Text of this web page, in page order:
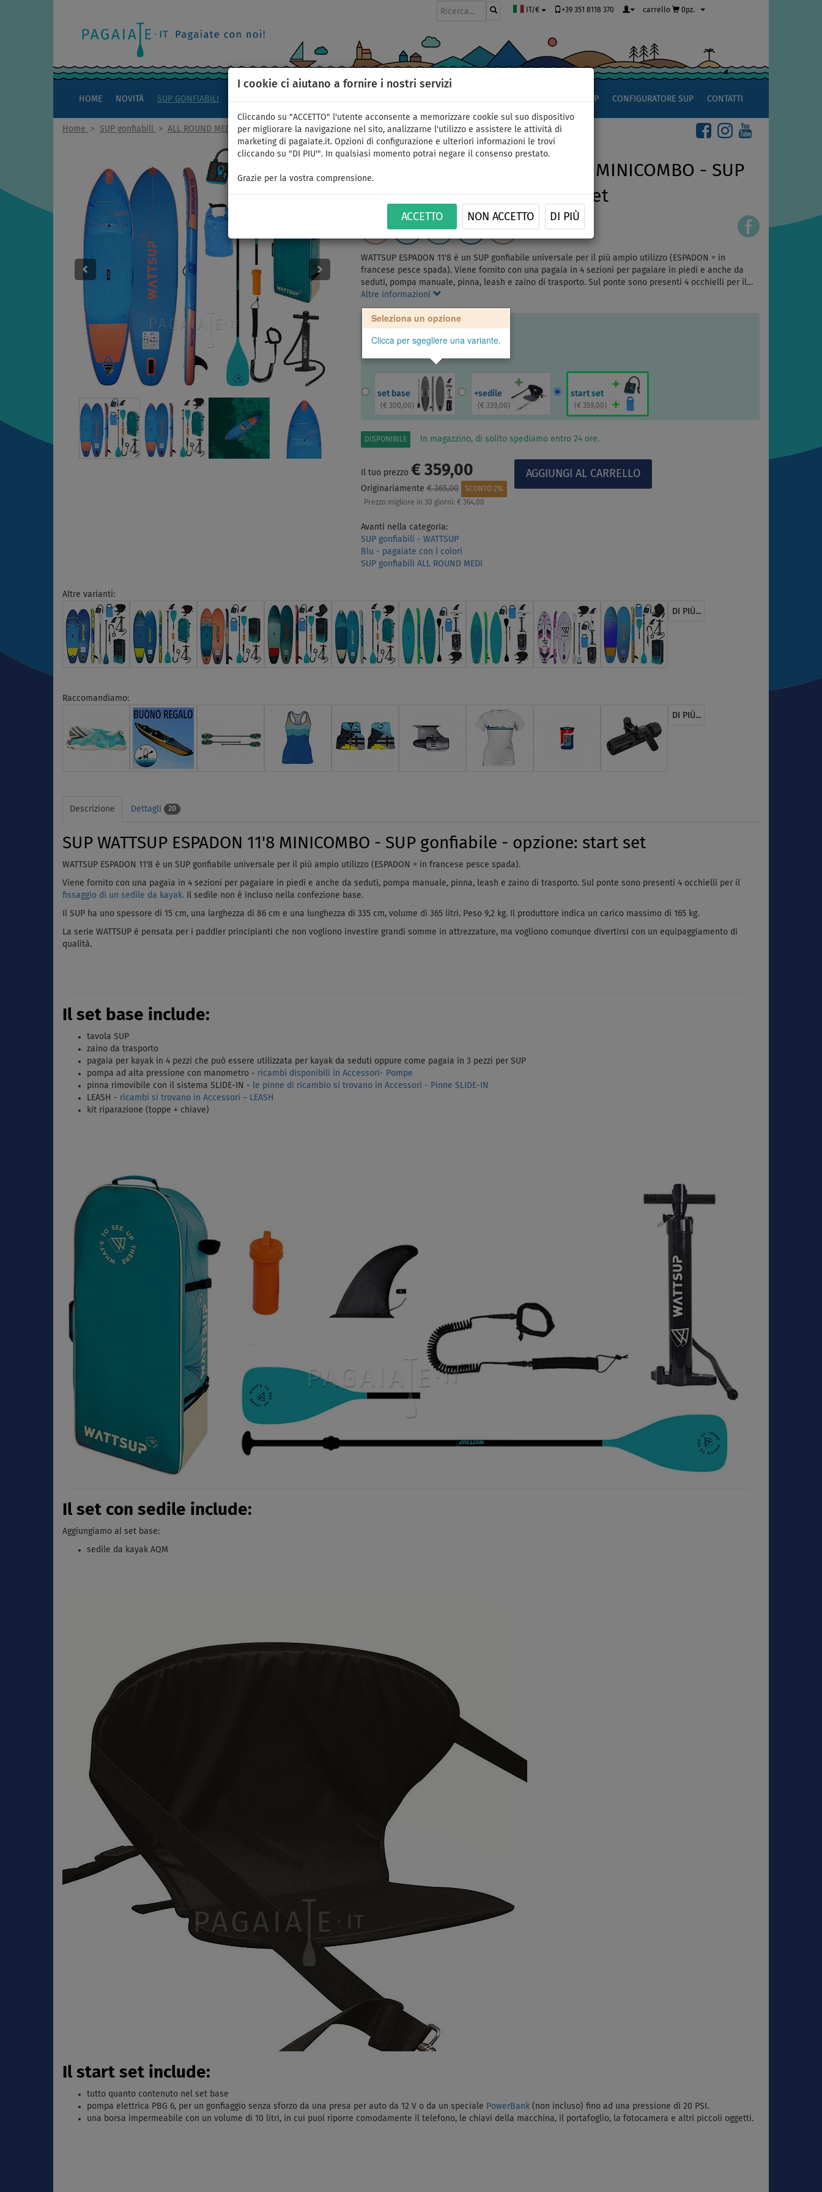
I cookie ci aiutano a fornire i nostri servizi
Cliccando su "ACCETTO" l'utente acconsente a memorizzare cookie sul suo dispositivo
per migliorare la navigazione nel sito, analizzarne l'utilizzo e assistere le attività di
marketing di pagaiate.it. Opzioni di configurazione e ulteriori informazioni le trovi
cliccando su "DI PIU'". In qualsiasi momento potrai negare il consenso prestato.
Grazie per la vostra comprensione.
ACCETTO NON ACCETTO DI PIÙ
IT/€ +39 351 8118 370 carrello 0pz.
HOME NOVITÀ SUP GONFIABILI APPROCCIO AL SUP CONFIGURATORE SUP CONTATTI
Home > SUP gonfiabili > ALL ROUND MEDI
SUP WATTSUP ESPADON 11'8 MINICOMBO - SUP
gonfiabile - opzione: start set
WATTSUP ESPADON 11'8 è un SUP gonfiabile universale per il più ampio utilizzo (ESPADON = in
francese pesce spada). Viene fornito con una pagaia in 4 sezioni per pagaiare in piedi e anche da
seduti, pompa manuale, pinna, leash e zaino di trasporto. Sul ponte sono presenti 4 occhielli per il…
Altre informazioni
Seleziona un opzione
Clicca per sgegliere una variante.
set base
(€ 300,00)
+sedile
(€ 339,00)
start set
(€ 359,00)
DISPONIBILE In magazzino, di solito spediamo entro 24 ore.
Il tuo prezzo € 359,00
Originariamente€ 365,00
SCONTO 2%
Prezzo migliore in 30 giorni:€ 364,00
Avanti nella categoria:
SUP gonfiabili - WATTSUP
Blu - pagaiate con i colori
SUP gonfiabili ALL ROUND MEDI
Altre varianti:
DI PIÙ...
Raccomandiamo:
DI PIÙ...
Descrizione Dettagli 20
SUP WATTSUP ESPADON 11'8 MINICOMBO - SUP gonfiabile - opzione: start set
WATTSUP ESPADON 11'8 è un SUP gonfiabile universale per il più ampio utilizzo (ESPADON = in francese pesce spada).
Viene fornito con una pagaia in 4 sezioni per pagaiare in piedi e anche da seduti, pompa manuale, pinna, leash e zaino di trasporto. Sul ponte sono presenti 4 occhielli per il
fissaggio di un sedile da kayak. Il sedile non è incluso nella confezione base.
Il SUP ha uno spessore di 15 cm, una larghezza di 86 cm e una lunghezza di 335 cm, volume di 365 litri. Peso 9,2 kg. Il produttore indica un carico massimo di 165 kg.
La serie WATTSUP è pensata per i paddler principianti che non vogliono investire grandi somme in attrezzature, ma vogliono comunque divertirsi con un equipaggiamento di
qualità.
Il set base include:
tavola SUP
zaino da trasporto
pagaia per kayak in 4 pezzi che può essere utilizzata per kayak da seduti oppure come pagaia in 3 pezzi per SUP
pompa ad alta pressione con manometro - ricambi disponibili in Accessori- Pompe
pinna rimovibile con il sistema SLIDE-IN -
le pinne di ricambio si trovano in Accessori - Pinne SLIDE-IN
LEASH - ricambi si trovano in Accessori – LEASH
kit riparazione (toppe + chiave)
Il set con sedile include:
Aggiungiamo al set base:
sedile da kayak AQM
Il start set include:
tutto quanto contenuto nel set base
pompa elettrica PBG 6, per un gonfiaggio senza sforzo da una presa per auto da 12 V o da un speciale PowerBank (non incluso) fino ad una pressione di 20 PSI.
una borsa impermeabile con un volume di 10 litri, in cui puoi riporre comodamente il telefono, le chiavi della macchina, il portafoglio, la fotocamera e altri piccoli oggetti.